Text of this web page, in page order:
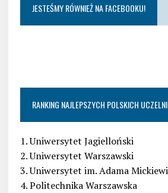
JESTEŚMY RÓWNIEŻ NA FACEBOOKU!
RANKING NAJLEPSZYCH POLSKICH UCZELNI
1. Uniwersytet Jagielloński
2. Uniwersytet Warszawski
3. Uniwersytet im. Adama
4. Politechnika Warszawska